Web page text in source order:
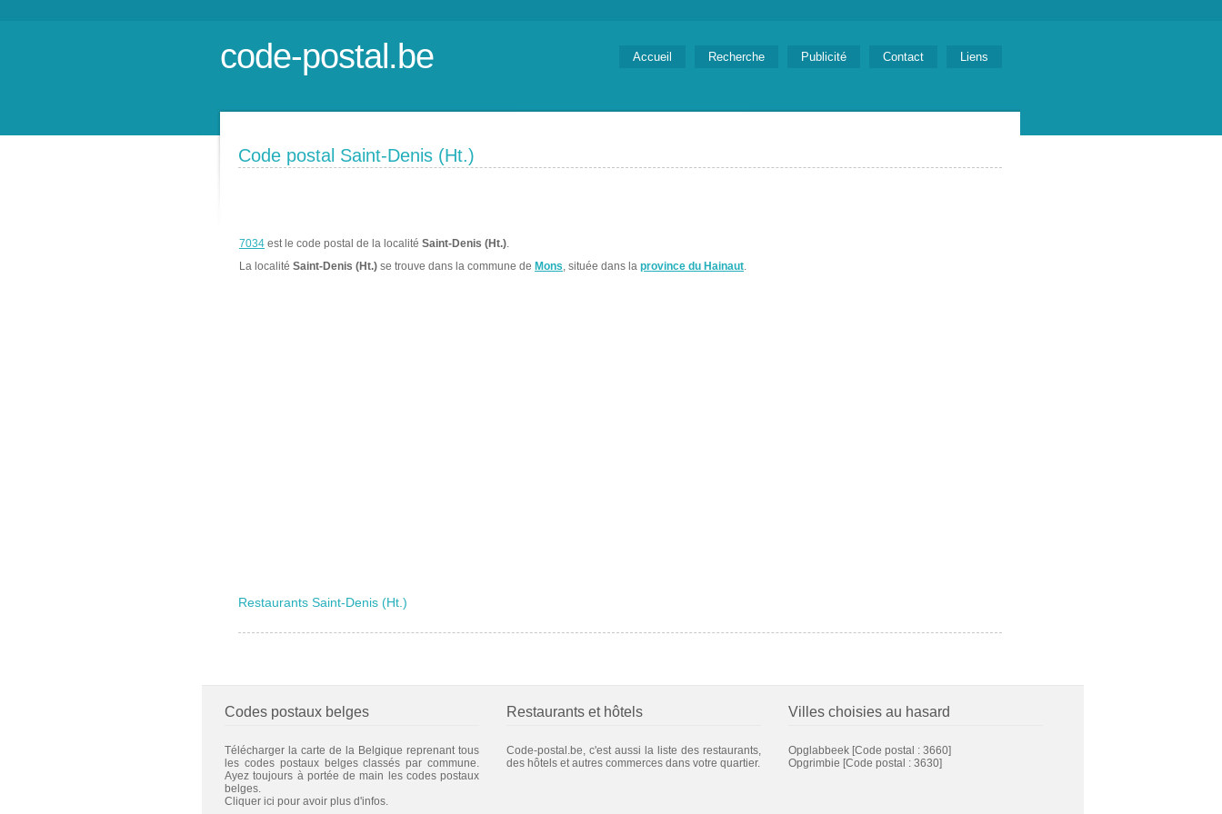
code-postal.be Accueil Recherche Publicité Contact Liens
Code postal Saint-Denis (Ht.)
7034 est le code postal de la localité Saint-Denis (Ht.).
La localité Saint-Denis (Ht.) se trouve dans la commune de Mons, située dans la province du Hainaut.
Restaurants Saint-Denis (Ht.)
Codes postaux belges
Télécharger la carte de la Belgique reprenant tous
les codes postaux belges classés par commune.
Ayez toujours à portée de main les codes postaux
belges.
Cliquer ici pour avoir plus d'infos.
Restaurants et hôtels
Code-postal.be, c'est aussi la liste des restaurants,
des hôtels et autres commerces dans votre quartier.
Villes choisies au hasard
Opglabbeek [Code postal : 3660]
Opgrimbie [Code postal : 3630]